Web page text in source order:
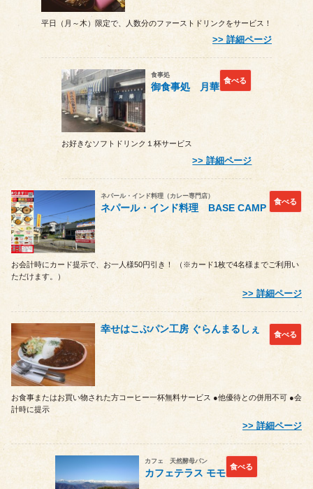
平日（月～木）限定で、人数分のファーストドリンクをサービス！
詳細ページ
食事処
御食事処 月華
食べる
お好きなソフトドリンク１杯サービス
詳細ページ
ネパール・インド料理（カレー専門店）
ネパール・インド料理 BASE CAMP
食べる
お会計時にカード提示で、お一人様50円引き！ （※カード1枚で4名様までご利用い
ただけます。）
詳細ページ
幸せはこぶパン工房 ぐらんまるしぇ 食べる
お食事またはお買い物された方コーヒー一杯無料サービス ●他優待との併用不可 ●会
計時に提示
詳細ページ
カフェ 天然酵母パン
カフェテラス モモ
食べる